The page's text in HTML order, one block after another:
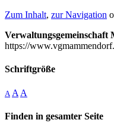
Zum Inhalt, zur Navigation
Verwaltungsgemeinschaft
https://
Schriftgröße
A A A
Finden in gesamter Seite